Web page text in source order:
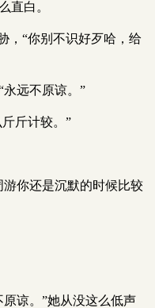
直白。
，“你别不识好歹哈，给
远不原谅。”
斤计较。”
你还是沉默的时候比较
谅。”她从没这么低声